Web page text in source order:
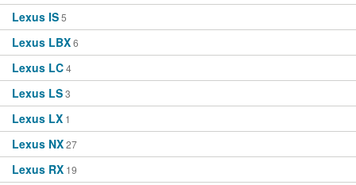
Lexus IS5
Lexus LBX6
Lexus LC4
Lexus LS3
Lexus LX 1
Lexus NX27
Lexus RX 19